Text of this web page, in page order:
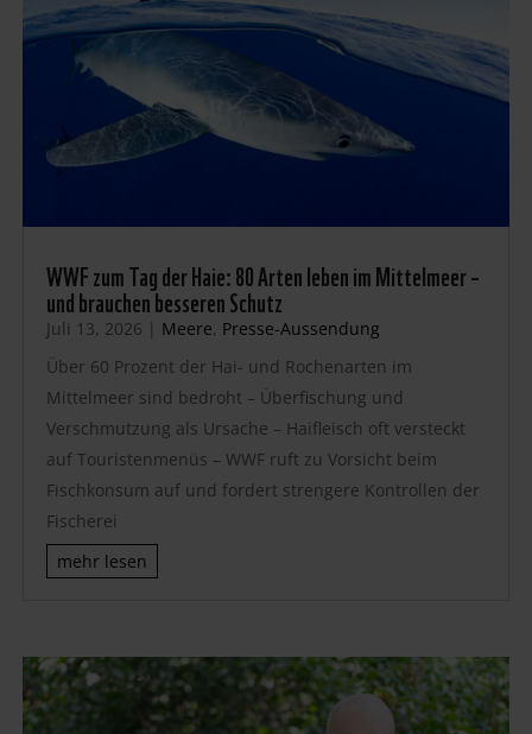
WWF zum Tag der Haie: 80 Arten leben im Mittelmeer –
und brauchen besseren Schutz
Juli 13, 2026 | Meere, Presse-Aussendung
Über 60 Prozent der Hai- und Rochenarten im
Mittelmeer sind bedroht – Überfischung und
Verschmutzung als Ursache – Haifleisch oft versteckt
auf Touristenmenüs – WWF ruft zu Vorsicht beim
Fischkonsum auf und fordert strengere Kontrollen der
Fischerei
mehr lesen